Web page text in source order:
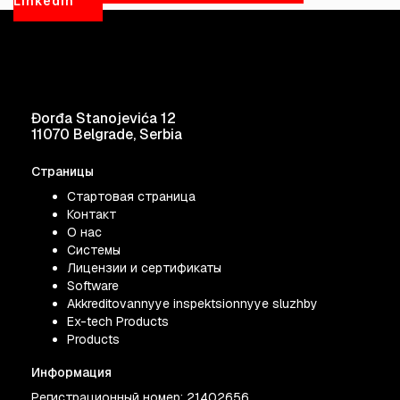
Đorđa Stanojevića 12
11070 Belgrade, Serbia
Страницы
Стартовая страница
Контакт
О нас
Системы
Лицензии и сертификаты
Software
Akkreditovannyye inspektsionnyye sluzhby
Ex-tech Products
Products
Информация